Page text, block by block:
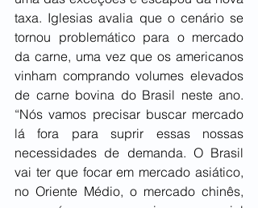
taxa. Iglesias avalia que o cenário se
tornou problemático para o mercado
da carne, uma vez que os americanos
vinham comprando volumes elevados
de carne bovina do Brasil neste ano.
“Nós vamos precisar buscar mercado
lá fora para suprir essas nossas
necessidades de demanda. O Brasil
vai ter que focar em mercado asiático,
no Oriente Médio, o mercado chinês,